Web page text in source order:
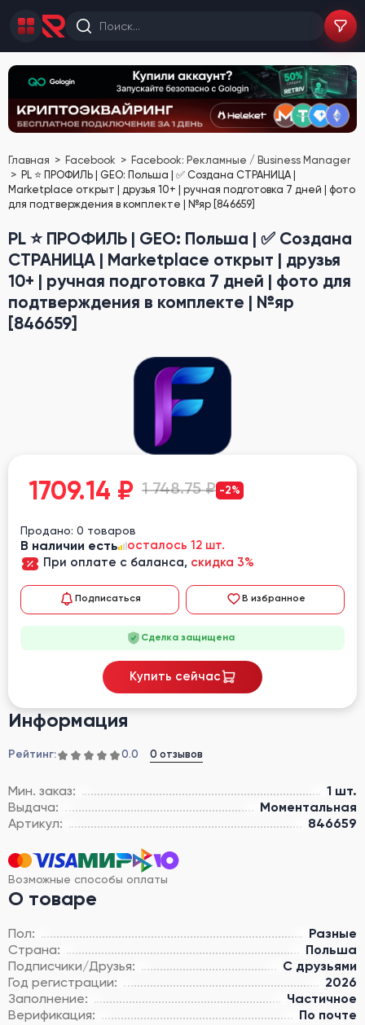
Главная Facebook
Facebook: Рекламные / Business Manager
PL ⭐️ ПРОФИЛЬ | GEO: Польша | ✅ Создана СТРАНИЦА |
Marketplace открыт | друзья 10+ | ручная подготовка 7 дней | фото
для подтверждения в комплекте | №яр [846659]
PL ⭐️ ПРОФИЛЬ | GEO: Польша | ✅ Создана
СТРАНИЦА | Marketplace открыт | друзья
10+ | ручная подготовка 7 дней | фото для
подтверждения в комплекте | №яр
[846659]
Информация
Рейтинг: 0.0 0 отзывов
Мин. заказ:
1 шт.
Выдача:
Моментальная
Артикул:
846659
Возможные способы оплаты
О товаре
Пол:
Разные
Страна:
Польша
Подписчики/Друзья:
С друзьями
Год регистрации:
2026
Заполнение:
Частичное
Верификация:
По почте
1709.14 ₽ 1 748.75 ₽ -2%
Продано: 0 товаров
В наличии есть
осталось 12 шт.
При оплате с баланса, скидка 3%
Подписаться В избранное
Сделка защищена
Купить сейчас